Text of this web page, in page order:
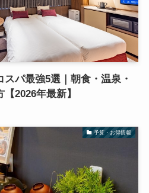
パ最強5選｜朝食・温泉・
2026年最新】
予算・お得情報